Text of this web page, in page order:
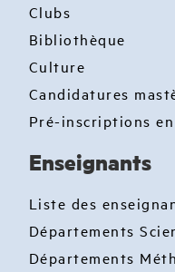
Clubs
Bibliothèque
Culture
Candidatures
Pré-inscriptions
Enseignants
Liste des
Départements
Départements